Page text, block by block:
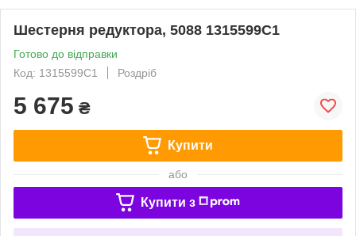
Шестерня редуктора, 5088 1315599C1
Готово до відправки
Код: 1315599C1
Роздріб
5 675 ₴
Купити
або
Купити з